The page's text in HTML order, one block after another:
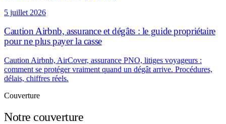
5 juillet 2026
Caution Airbnb, assurance et dégâts : le guide propriétaire
pour ne plus payer la casse
Caution Airbnb, AirCover, assurance PNO, litiges voyageurs :
comment se protéger vraiment quand un dégât arrive. Procédures,
délais, chiffres réels.
Couverture
Notre couverture